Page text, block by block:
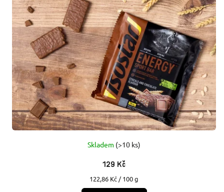
Skladem (>10 ks)
129 Kč
Měrná
cena:
122,86 Kč / 100 g